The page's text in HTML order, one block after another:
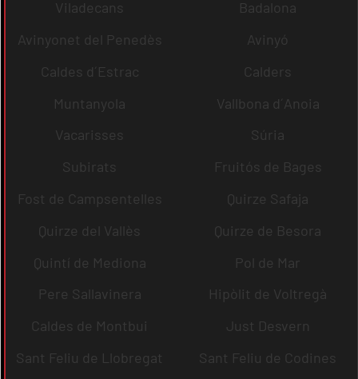
Viladecans
Badalona
Avinyonet del Penedès
Avinyó
Caldes d´Estrac
Calders
Muntanyola
Vallbona d´Anoia
Vacarisses
Súria
Subirats
Fruitós de Bages
Fost de Campsentelles
Quirze Safaja
Quirze del Vallès
Quirze de Besora
Quintí de Mediona
Pol de Mar
Pere Sallavinera
Hipòlit de Voltregà
Caldes de Montbui
Just Desvern
Sant Feliu de Llobregat
Sant Feliu de Codines